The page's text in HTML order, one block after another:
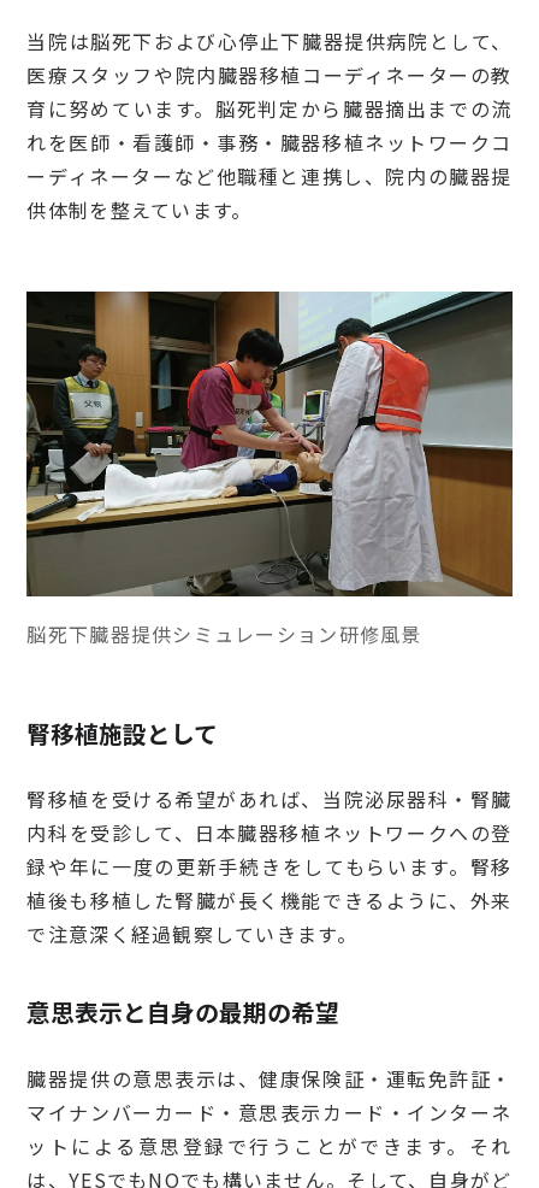
当院は脳死下および心停止下臓器提供病院として、
医療スタッフや院内臓器移植コーディネーターの教
育に努めています。脳死判定から臓器摘出までの流
れを医師・看護師・事務・臓器移植ネットワークコ
ーディネーターなど他職種と連携し、院内の臓器提
供体制を整えています。
脳死下臓器提供シミュレーション研修風景
腎移植施設として
腎移植を受ける希望があれば、当院泌尿器科・腎臓
内科を受診して、日本臓器移植ネットワークへの登
録や年に一度の更新手続きをしてもらいます。腎移
植後も移植した腎臓が長く機能できるように、外来
で注意深く経過観察していきます。
意思表示と自身の最期の希望
臓器提供の意思表示は、健康保険証・運転免許証・
マイナンバーカード・意思表示カード・インターネ
ットによる意思登録で行うことができます。それ
は、YESでもNOでも構いません。そして、自身がど